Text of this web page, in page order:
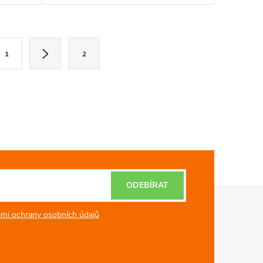
1 2
ochrany osobních údajů
ODEBÍRAT